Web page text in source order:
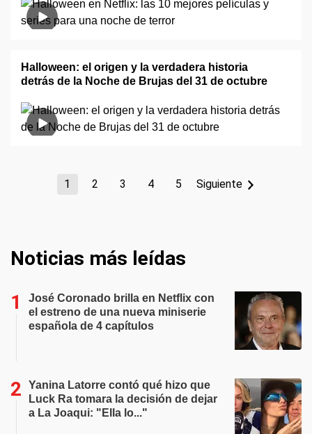
Halloween: el origen y la verdadera historia
detrás de la Noche de Brujas del 31 de octubre
1 2 3 4 5 Siguiente
Noticias más leídas
José Coronado brilla en Netflix con
el estreno de una nueva miniserie
española de 4 capítulos
Yanina Latorre contó qué hizo que
Luck Ra tomara la decisión de dejar
a La Joaqui: "Ella lo..."